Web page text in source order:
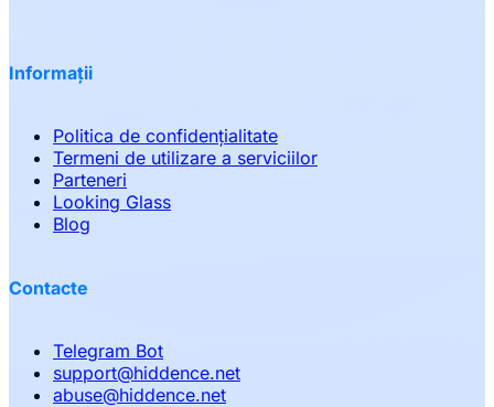
Informații
Politica de confidențialitate
Termeni de utilizare a serviciilor
Parteneri
Looking Glass
Blog
Contacte
Telegram Bot
support@hiddence.net
abuse@hiddence.net